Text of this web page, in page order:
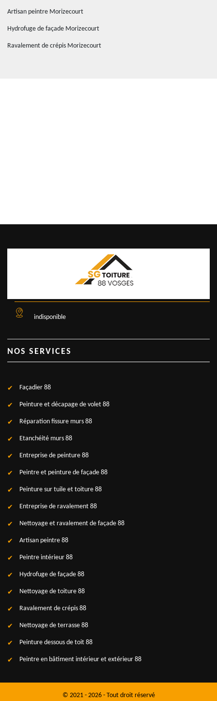
Artisan peintre Morizecourt
Hydrofuge de façade Morizecourt
Ravalement de crépis Morizecourt
indisponible
NOS SERVICES
Façadier 88
Peinture et décapage de volet 88
Réparation fissure murs 88
Etanchéité murs 88
Entreprise de peinture 88
Peintre et peinture de façade 88
Peinture sur tuile et toiture 88
Entreprise de ravalement 88
Nettoyage et ravalement de façade 88
Artisan peintre 88
Peintre intérieur 88
Hydrofuge de façade 88
Nettoyage de toiture 88
Ravalement de crépis 88
Nettoyage de terrasse 88
Peinture dessous de toit 88
Peintre en bâtiment intérieur et extérieur 88
© 2021 - 2026 - Tout droit réservé